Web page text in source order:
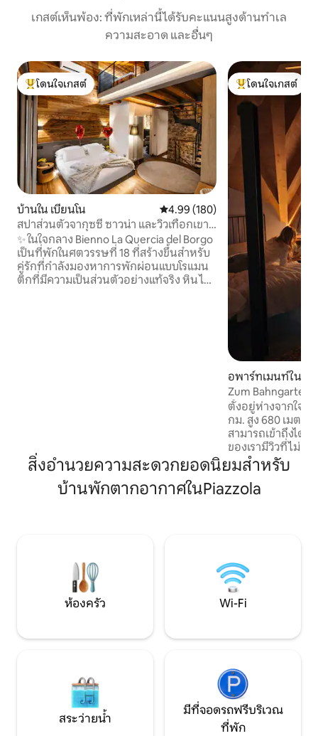
เกสต์เห็นพ้อง: ที่พักเหล่านี้ได้รับคะแนนสูงด้านทำเล
ความสะอาด และอื่นๆ
โดนใจเกสต์ที่สุด
โดนใจเกสต์
บ้านใน เบียนโน คะแนนเฉลี่ย 4.99 จาก 5, 180 รีวิว
4.99 (180)
สปาส่วนตัวจากุซซี่ ซาวน่า และวิวเทือกเขา
แอลป์ Luxury Home
✨ ในใจกลาง Bienno La Quercia del Borgo
เป็นที่พักในศตวรรษที่ 18 ที่สร้างขึ้นสำหรับ
คู่รักที่กำลังมองหาการพักผ่อนแบบโรแมน
ติกที่มีความเป็นส่วนตัวอย่างแท้จริง หิน ไม้
โดนใจเกสต์ที่สุด
โดนใจเกสต์
อพาร์ทเมนท์ใน
Zum
ประวัติศาสตร์พาโ
ตั้งอยู่ห่างจากใจกล
กม. สูง 680 เมตร
สามารถเข้าถึงได้
ของเรามีวิวที่ไม่มีใ
เข้าถึงกิจกรรมกลางแจ้งได้
วุ่นวายของชีวิตใน
ของคุณด้วยการเ
ดวงดาว ราคานี้รว
สิ่งอำนวยความสะดวกยอดนิยมสำหรับ
บ้านพักตากอากาศในPiazzola
ห้องครัว Wi-Fi
สระว่ายน้ำ
มีที่จอดรถฟรีบริเวณ
ที่พัก